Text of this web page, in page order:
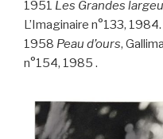
1951 Les Grandes
L’Imaginaire n°133, 1984.
1958 Peau d’ours,
n°154, 1985 .